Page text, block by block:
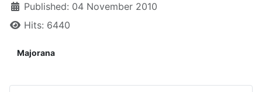
Published: 04 November 2010
Hits: 6440
Majorana